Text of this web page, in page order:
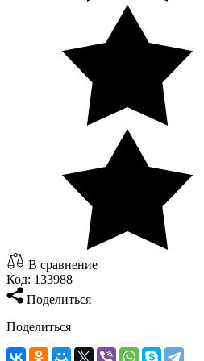
В сравнение
Код: 133988
Поделиться
Поделиться